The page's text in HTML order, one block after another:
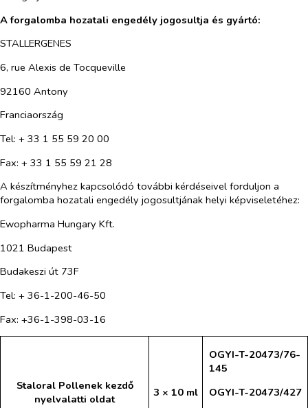
A forgalomba hozatali engedély jogosultja és gyártó:
STALLERGENES
6, rue Alexis de Tocqueville
92160 Antony
Franciaország
Tel: + 33 1 55 59 20 00
Fax: + 33 1 55 59 21 28
A készítményhez kapcsolódó további kérdéseivel forduljon a
forgalomba hozatali engedély jogosultjának helyi képviseletéhez:
Ewopharma Hungary Kft.
1021 Budapest
Budakeszi út 73F
Tel: + 36-1-200-46-50
Fax: +36-1-398-03-16
Staloral Pollenek kezdő
nyelvalatti oldat
3 × 10 ml
OGYI-T-20473/76-
145
OGYI-T-20473/427